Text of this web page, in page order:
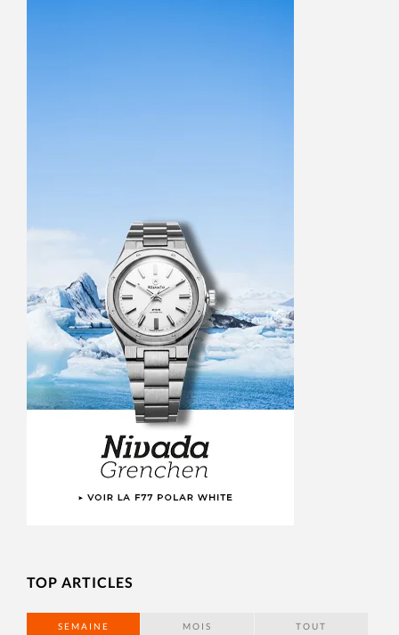
TOP ARTICLES
SEMAINE MOIS TOUT